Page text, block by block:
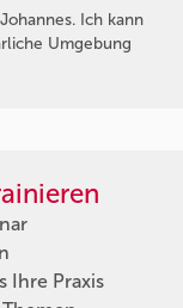
Ich kann
Umgebung
Ihre Praxis